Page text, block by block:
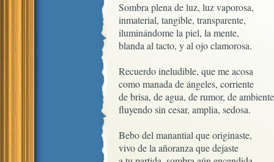
Sombra plena de luz, luz vaporosa,
inmaterial, tangible, transparente,
iluminándome la piel, la mente,
blanda al tacto, y al ojo clamorosa.
Recuerdo ineludible, que me acosa
como manada de ángeles, corriente
de brisa, de agua, de rumor, de
fluyendo sin cesar, amplia, sedosa.
Bebo del manantial que originaste,
vivo de la añoranza que dejaste